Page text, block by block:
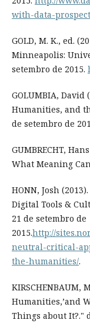
with-data-
GOLD, M. K., ed.
Minneapolis:
setembro de 2015.
GOLUMBIA,
Humanities, and
de setembro de
GUMBRECHT,
What Meaning
HONN, Josh
Digital Tools &
21 de setembro de
2015.http://
neutral-critical-
the-humanities/.
KIRSCHENBAUM,
Humanities,’and
Things about It?."